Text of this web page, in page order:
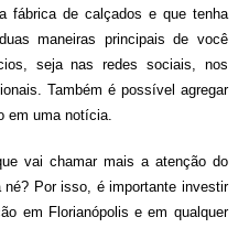
fábrica de calçados e que tenha
maneiras principais de você
seja nas redes sociais, nos
Também é possível agregar
em uma notícia.
vai chamar mais a atenção do
Por isso, é importante investir
em Florianópolis e em qualquer